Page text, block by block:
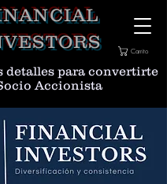
Carrito
detalles para convertirte
Accionista